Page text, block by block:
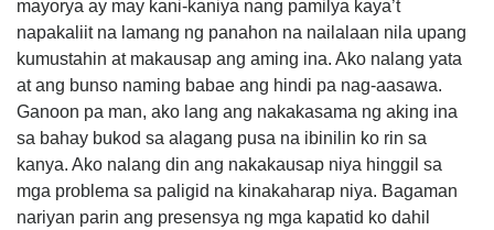
mayorya ay may kani-kaniya nang pamilya kaya’t
napakaliit na lamang ng panahon na nailalaan nila upang
kumustahin at makausap ang aming ina. Ako nalang yata
at ang bunso naming babae ang hindi pa nag-aasawa.
Ganoon pa man, ako lang ang nakakasama ng aking ina
sa bahay bukod sa alagang pusa na ibinilin ko rin sa
kanya. Ako nalang din ang nakakausap niya hinggil sa
mga problema sa paligid na kinakaharap niya. Bagaman
nariyan parin ang presensya ng mga kapatid ko dahil